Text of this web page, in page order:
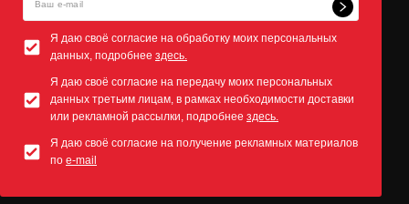
Я даю своё согласие на обработку моих персональных
данных, подробнее здесь.
Я даю своё согласие на передачу моих персональных
данных третьим лицам, в рамках необходимости доставки
или рекламной рассылки, подробнее здесь.
Я даю своё согласие на получение рекламных материалов
по e-mail